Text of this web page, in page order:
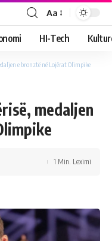
Aa
HI-Tech
e bronztë në Lojërat Olimpike
medaljen
1 Min. Leximi